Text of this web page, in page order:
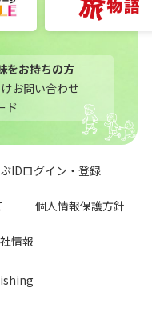
をお持ちの方
お問い合わせ
ド
IDログイン・登録
個人情報保護方針
情報